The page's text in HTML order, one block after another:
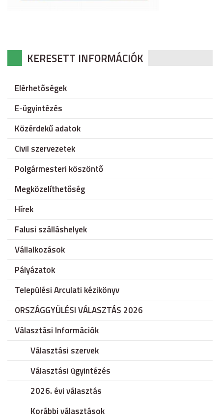
KERESETT INFORMÁCIÓK
Elérhetőségek
E-ügyintézés
Közérdekű adatok
Civil szervezetek
Polgármesteri köszöntő
Megközelíthetőség
Hírek
Falusi szálláshelyek
Vállalkozások
Pályázatok
Települési Arculati kézikönyv
ORSZÁGGYÜLÉSI VÁLASZTÁS 2026
Választási Információk
Választási szervek
Választási ügyintézés
2026. évi választás
Korábbi választások